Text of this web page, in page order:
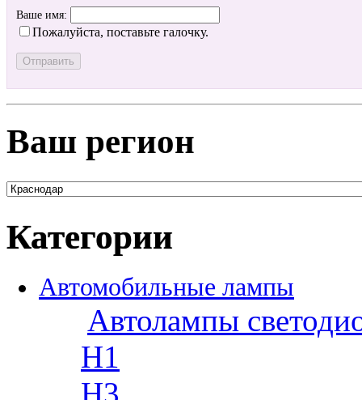
Ваше имя:
Пожалуйста, поставьте галочку.
Ваш регион
Категории
Автомобильные лампы
Автолампы
H1
H3